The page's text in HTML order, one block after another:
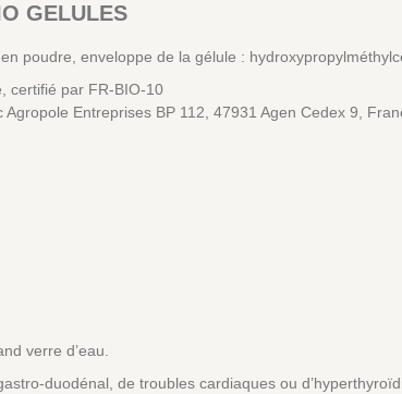
GELULES
poudre, enveloppe de la gélule :
certifié par FR-BIO-10
Entreprises BP 112, 47931 Agen Cedex 9,
verre d’eau.
duodénal, de troubles cardiaques ou